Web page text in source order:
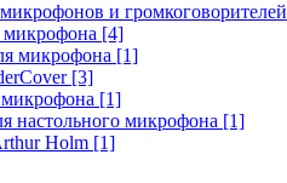
и громкоговорителей
микрофона [4]
микрофона [1]
[3]
[1]
настольного микрофона [1]
Holm [1]